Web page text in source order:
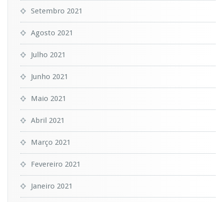
Setembro 2021
Agosto 2021
Julho 2021
Junho 2021
Maio 2021
Abril 2021
Março 2021
Fevereiro 2021
Janeiro 2021